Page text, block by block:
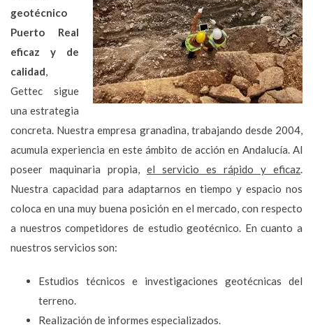
geotécnico
Puerto Real
eficaz y de
calidad,
Gettec sigue
una estrategia
concreta. Nuestra empresa granadina, trabajando desde 2004,
acumula experiencia en este ámbito de acción en Andalucía. Al
poseer maquinaria propia, el servicio es rápido y eficaz.
Nuestra capacidad para adaptarnos en tiempo y espacio nos
coloca en una muy buena posición en el mercado, con respecto
a nuestros competidores de estudio geotécnico. En cuanto a
nuestros servicios son:
Estudios técnicos e investigaciones geotécnicas del
terreno.
Realización de informes especializados.